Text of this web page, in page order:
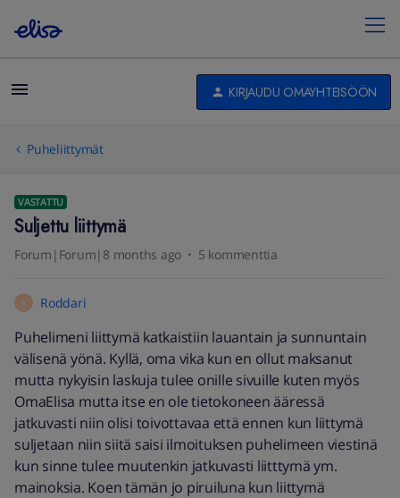
KIRJAUDU OMAYHTEISÖÖN
Puheliittymät
VASTATTU
Suljettu liittymä
Forum|Forum|8 months ago 5 kommenttia
R Roddari
Puhelimeni liittymä katkaistiin lauantain ja sunnuntain
välisenä yönä. Kyllä, oma vika kun en ollut maksanut
mutta nykyisin laskuja tulee onille sivuille kuten myös
OmaElisa mutta itse en ole tietokoneen ääressä
jatkuvasti niin olisi toivottavaa että ennen kun liittymä
suljetaan niin siitä saisi ilmoituksen puhelimeen viestinä
kun sinne tulee muutenkin jatkuvasti liitttymä ym.
mainoksia. Koen tämän jo piruiluna kun liittymä